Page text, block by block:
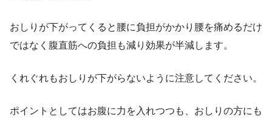
おしりが下がってくると腰に負担がかかり腰を痛めるだけ
ではなく腹直筋への負担も減り効果が半減します。
くれぐれもおしりが下がらないように注意してください。
ポイントとしてはお腹に力を入れつつも、おしりの方にも